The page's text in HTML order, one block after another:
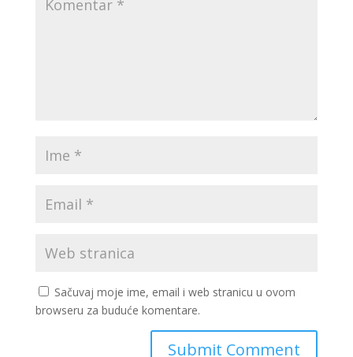
Sačuvaj moje ime, email i web stranicu u ovom
browseru za buduće komentare.